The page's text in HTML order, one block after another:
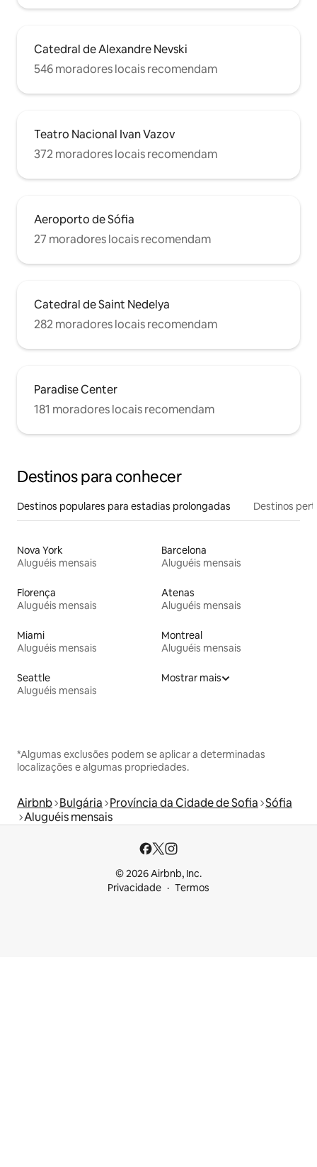
Catedral de Alexandre Nevski
546 moradores locais recomendam
Teatro Nacional Ivan Vazov
372 moradores locais recomendam
Aeroporto de Sófia
27 moradores locais recomendam
Catedral de Saint Nedelya
282 moradores locais recomendam
Paradise Center
181 moradores locais recomendam
Destinos para conhecer
Destinos populares para estadias prolongadas Destinos
Nova York
Aluguéis mensais
Barcelona
Aluguéis mensais
Florença
Aluguéis mensais
Atenas
Aluguéis mensais
Miami
Aluguéis mensais
Montreal
Aluguéis mensais
Seattle
Aluguéis mensais
Mostrar mais
*Algumas exclusões podem se aplicar a determinadas
localizações e algumas propriedades.
Airbnb Bulgária Província da Cidade de Sofia Sófia
Aluguéis mensais
© 2026 Airbnb, Inc.
Privacidade
Termos